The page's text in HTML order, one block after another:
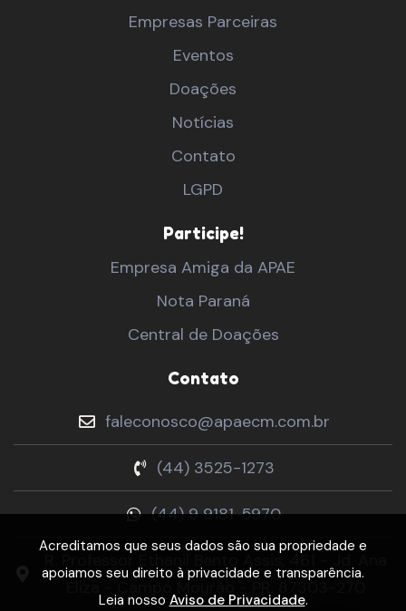
Empresas Parceiras
Eventos
Doações
Notícias
Contato
LGPD
Participe!
Empresa Amiga da APAE
Nota Paraná
Central de Doações
Contato
faleconosco@apaecm.com.br
(44) 3525-1273
(44) 9 9181-5970
R. Professor Ethanil Bento Assis, 461 - Jd. Ana
Eliza - Campo Mourão - PR, 87303-270
Acreditamos que seus dados são sua propriedade e
apoiamos seu direito à privacidade e transparência.
Leia nosso Aviso de Privacidade.